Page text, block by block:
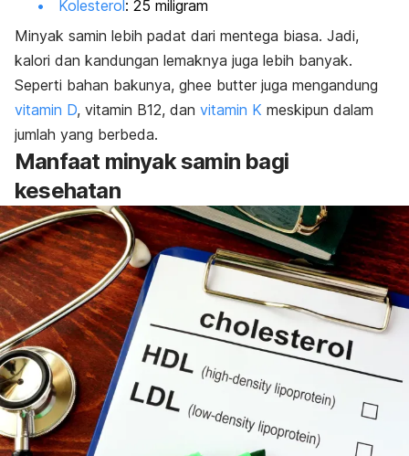
Kolesterol: 25 miligram
Minyak samin lebih padat dari mentega biasa. Jadi,
kalori dan kandungan lemaknya juga lebih banyak.
Seperti bahan bakunya, ghee butter juga mengandung
vitamin D, vitamin B12, dan vitamin K meskipun dalam
jumlah yang berbeda.
Manfaat minyak samin bagi
kesehatan